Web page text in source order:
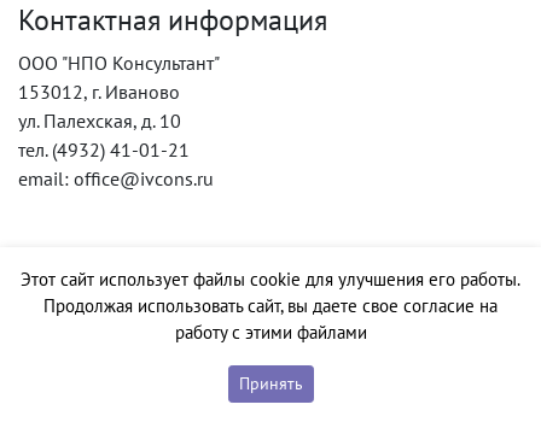
Контактная информация
ООО "НПО Консультант"
153012, г. Иваново
ул. Палехская, д. 10
тел. (4932) 41-01-21
email: office@ivcons.ru
Этот сайт использует файлы cookie для улучшения его работы.
Продолжая использовать сайт, вы даете свое согласие на
работу с этими файлами
Принять